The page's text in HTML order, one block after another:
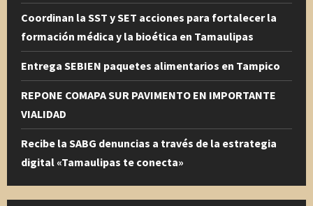
Coordinan la SST y SET acciones para fortalecer la
formación médica y la bioética en Tamaulipas
Entrega SEBIEN paquetes alimentarios en Tampico
REPONE COMAPA SUR PAVIMENTO EN IMPORTANTE
VIALIDAD
Recibe la SABG denuncias a través de la estrategia
digital «Tamaulipas te conecta»